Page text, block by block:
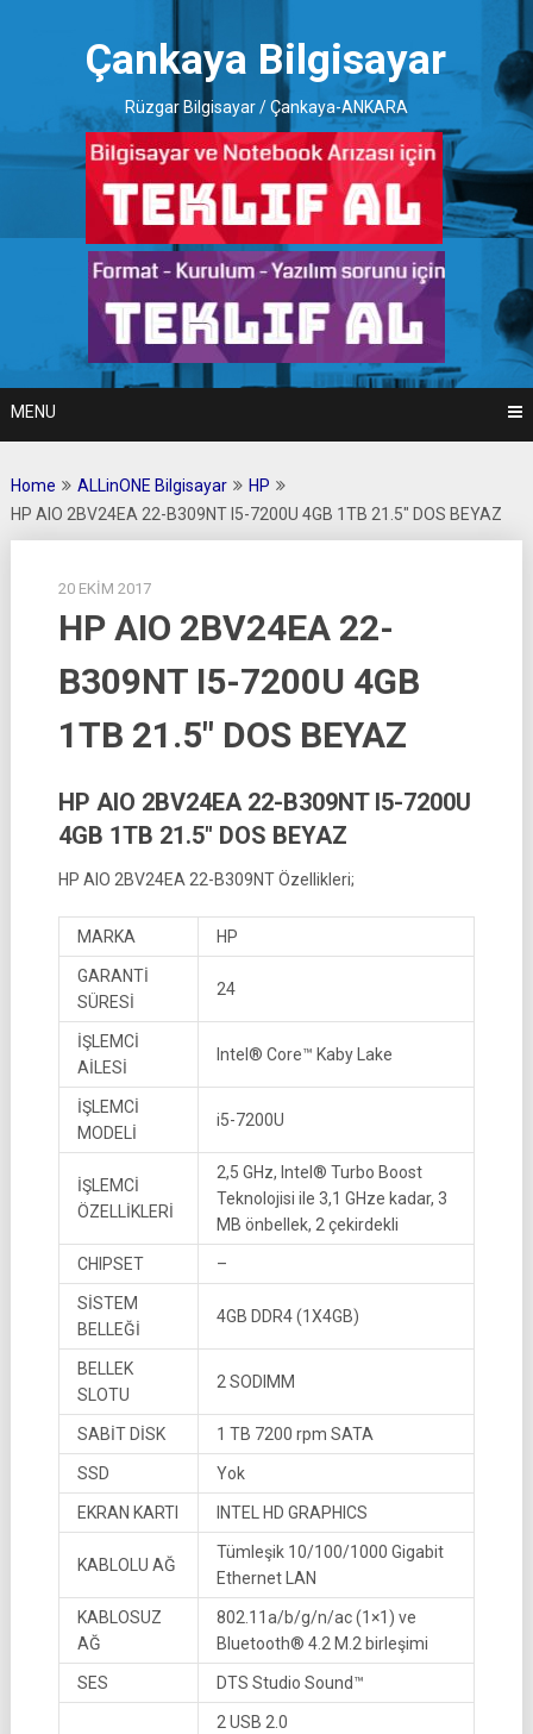
Çankaya Bilgisayar
Rüzgar Bilgisayar / Çankaya-ANKARA
MENU
Home ALLinONE Bilgisayar
HP
HP AIO 2BV24EA 22-B309NT I5-7200U 4GB 1TB 21.5″ DOS BEYAZ
20 EKIM 2017
HP AIO 2BV24EA 22-
B309NT I5-7200U 4GB
1TB 21.5″ DOS BEYAZ
HP AIO 2BV24EA 22-B309NT I5-7200U
4GB 1TB 21.5″ DOS BEYAZ
HP AIO 2BV24EA 22-B309NT Özellikleri;
MARKA HP
GARANTİ
SÜRESİ
24
İŞLEMCİ
AİLESİ
Intel® Core™ Kaby Lake
İŞLEMCİ
MODELİ
i5-7200U
İŞLEMCİ
ÖZELLİKLERİ
2,5 GHz, Intel® Turbo Boost
Teknolojisi ile 3,1 GHze kadar, 3
MB önbellek, 2 çekirdekli
CHIPSET –
SİSTEM
BELLEĞİ
4GB DDR4 (1X4GB)
BELLEK
SLOTU
2 SODIMM
SABİT DİSK 1 TB 7200 rpm SATA
SSD Yok
EKRAN KARTI INTEL HD GRAPHICS
KABLOLU AĞ
Tümleşik 10/100/1000 Gigabit
Ethernet LAN
KABLOSUZ
AĞ
802.11a/b/g/n/ac (1×1) ve
Bluetooth® 4.2 M.2 birleşimi
SES DTS Studio Sound™
2 USB 2.0